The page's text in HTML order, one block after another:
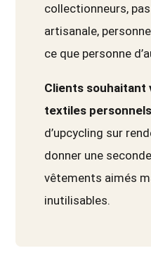
collectionneurs,
artisanale,
ce que personne
Clients souhaitant
textiles personnels
d’upcycling sur
donner une
vêtements aimés
inutilisables.